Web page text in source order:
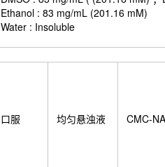
Ethanol : 83 mg/mL (201.16 mM)
Water : Insoluble
口服 均匀悬浊液 CMC-NA